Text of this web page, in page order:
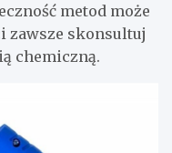
metod może
zawsze skonsultuj
chemiczną.